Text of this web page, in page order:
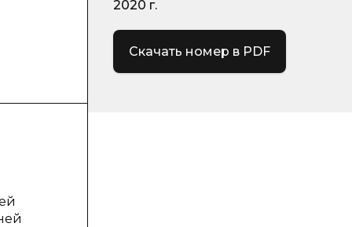
2020 г.
Скачать номер в PDF